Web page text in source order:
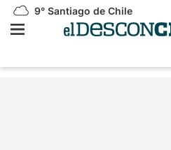
9° Santiago de Chile